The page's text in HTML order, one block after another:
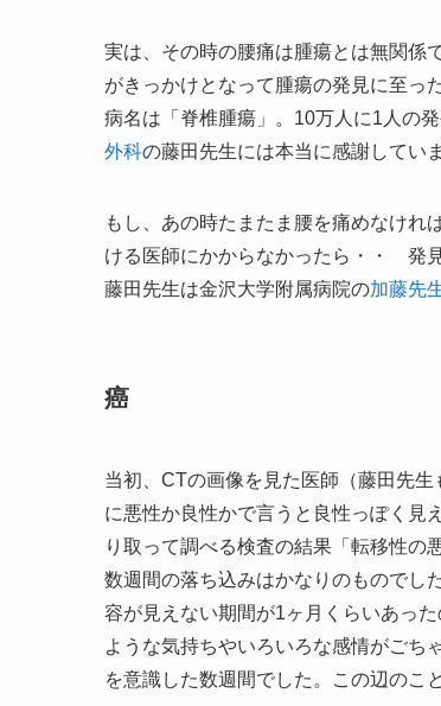
実は、その時の腰痛は腫瘍とは無関係
がきっかけとなって腫瘍の発見に至っ
病名は「脊椎腫瘍」。10万人に1人の
外科の藤田先生には本当に感謝していま
もし、あの時たまたま腰を痛めなけれ
ける医師にかからなかったら・・ 発
藤田先生は金沢大学附属病院の加藤先
癌
当初、CTの画像を見た医師（藤田先
に悪性か良性かで言うと良性っぽく見
り取って調べる検査の結果「転移性の
数週間の落ち込みはかなりのものでし
容が見えない期間が1ヶ月くらいあっ
ような気持ちやいろいろな感情がごち
を意識した数週間でした。この辺のこ